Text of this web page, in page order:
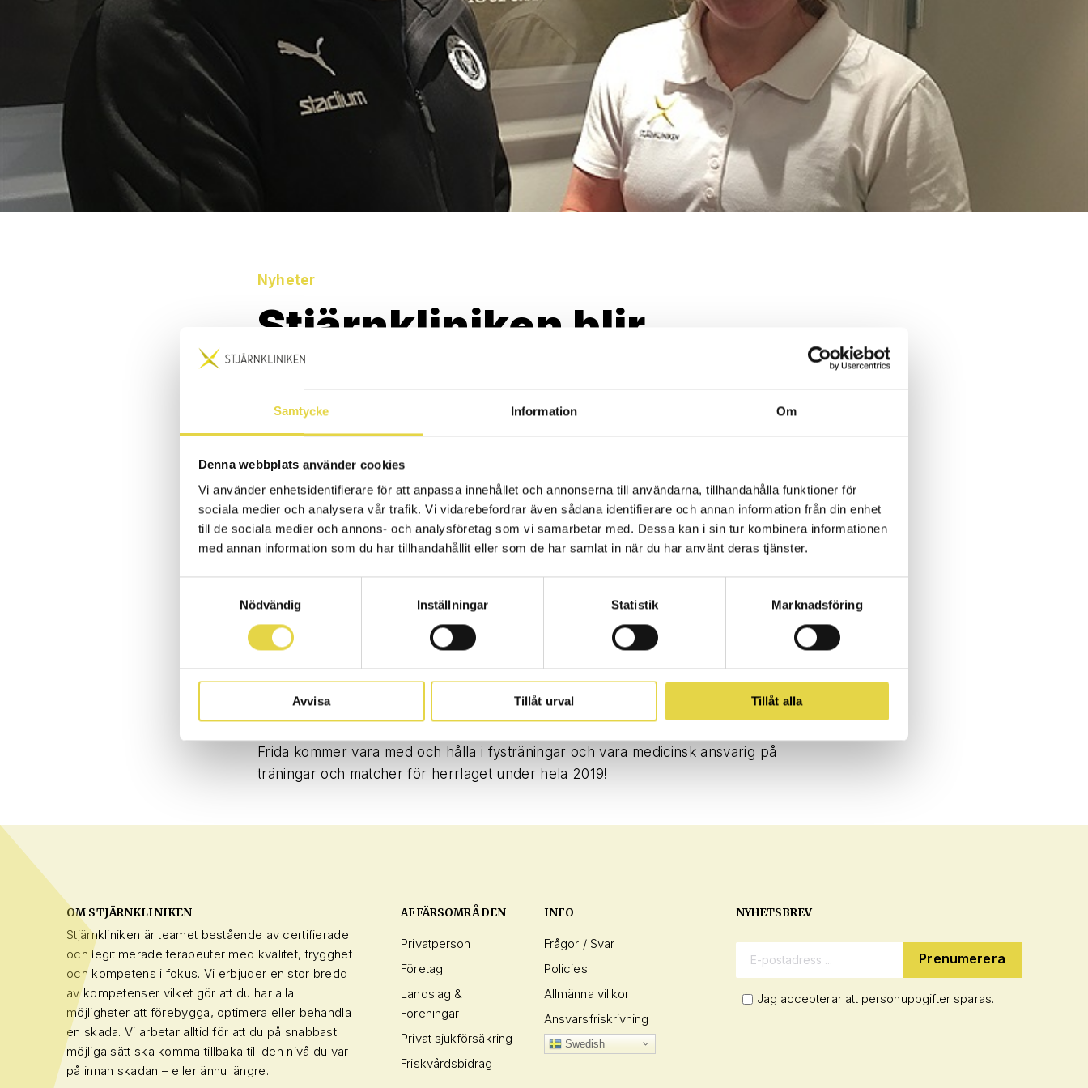
Samtycke Information Om
Denna webbplats använder cookies
Vi använder enhetsidentifierare för att anpassa innehållet och annonserna till användarna, tillhandahålla funktioner för
sociala medier och analysera vår trafik. Vi vidarebefordrar även sådana identifierare och annan information från din enhet
till de sociala medier och annons- och analysföretag som vi samarbetar med. Dessa kan i sin tur kombinera informationen
med annan information som du har tillhandahållit eller som de har samlat in när du har använt deras tjänster.
Nödvändig
Inställningar Statistik Marknadsföring
Avvisa Tillåt urval Tillåt alla
Nyheter
Stjärnkliniken blir
Gränslös Partner
PUBLICERAD 2019-04-15
Stjärnkliniken, kommer att stötta Nyköpings BIS mot
ytterligareframgångar! Stjärnklinken blir Gränslös Partner för Bissarna.
Vi har skrivit ett samarbetsavtal med Bissarna för 2019. Vi har under åren skaffat oss
flera fina idrottsuppdrag på meritlistan där man bl.a ingått i det medicinska teamet på
de senaste tre paralympiska spelen, varit med och tagit VM-guld med Tre Kronor 2018
och bidragit till SM-guld i basket med Norrköpings Dolphins.
Fridajobbar med rehabilitering och idrottspsykologisk rådgivning för Linköping FC,
Dolphins dam, para bordtennislaget, IFK Norrköping dam och Norrköpings
Kappsimningsklubb. Hennes erfarenheter inom idrotten och den medicinska
kompetensen som hon besitter kommer hjälpa Bissarna mot nya höjder!
Frida kommer vara med och hålla i fysträningar och vara medicinsk ansvarig på
träningar och matcher för herrlaget under hela 2019!
OM STJÄRNKLINIKEN
Stjärnkliniken är teamet bestående av certifierade
och legitimerade terapeuter med kvalitet, trygghet
och kompetens i fokus. Vi erbjuder en stor bredd
av kompetenser vilket gör att du har alla
möjligheter att förebygga, optimera eller behandla
en skada. Vi arbetar alltid för att du på snabbast
möjliga sätt ska komma tillbaka till den nivå du var
på innan skadan – eller ännu längre.
AFFÄRSOMRÅDEN
Privatperson
Företag
Landslag &
Föreningar
Privat sjukförsäkring
Friskvårdsbidrag
INFO
Frågor / Svar
Policies
Allmänna villkor
Ansvarsfriskrivning
Swedish
NYHETSBREV
E-postadress:
Jag accepterar att personuppgifter sparas.